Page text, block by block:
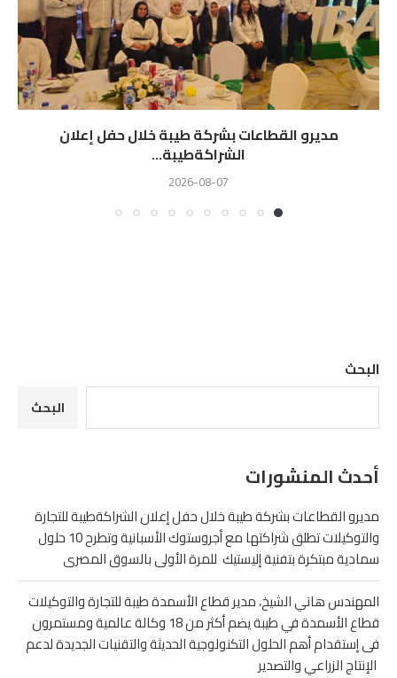
مديرو القطاعات بشركة طيبة خلال حفل إعلان
الشراكةطيبة...
2026-08-07
البحث
البحث
أحدث المنشورات
مديرو القطاعات بشركة طيبة خلال حفل إعلان الشراكةطيبة للتجارة
والتوكيلات تطلق شراكتها مع أجروستوك الأسبانية وتطرح 10 حلول
سمادية مبتكرة بتفنية إليستيك للمرة الأولى بالسوق المصرى
المهندس هاني الشيخ، مدير قطاع الأسمدة طيبة للتجارة والتوكيلات
قطاع الأسمدة في طيبة يضم أكثر من 18 وكالة عالمية ومستمرون
فى إستقدام أهم الحلول التكنولوجية الحديثة والتقنيات الجديدة لدعم
الإنتاج الزراعي والتصدير